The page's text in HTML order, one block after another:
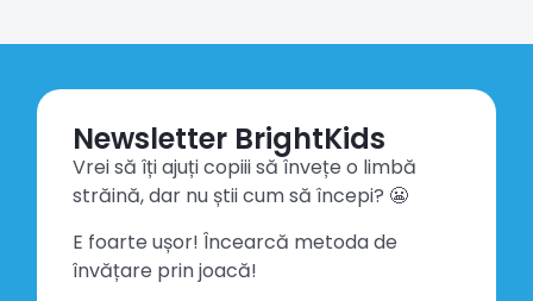
Newsletter BrightKids
Vrei să îți ajuți copiii să învețe o limbă
străină, dar nu știi cum să începi? 😬
E foarte ușor! Încearcă metoda de
învățare prin joacă!